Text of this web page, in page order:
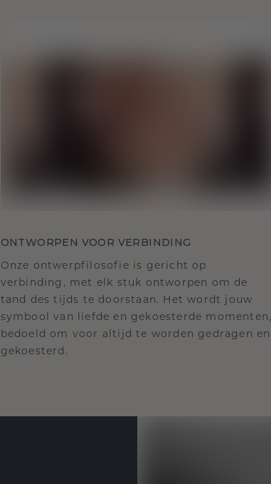
ONTWORPEN VOOR VERBINDING
Onze ontwerpfilosofie is gericht op
verbinding, met elk stuk ontworpen om de
tand des tijds te doorstaan. Het wordt jouw
symbool van liefde en gekoesterde momenten,
bedoeld om voor altijd te worden gedragen en
gekoesterd.